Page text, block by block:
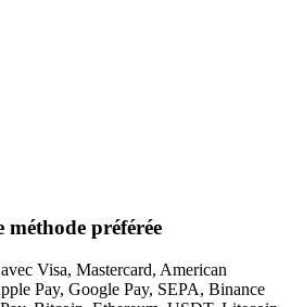
méthode préférée
Visa, Mastercard, American
Pay, Google Pay, SEPA, Binance